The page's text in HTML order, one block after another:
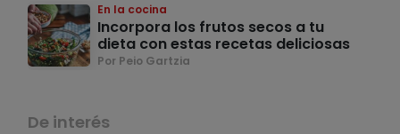
En la cocina
Incorpora los frutos secos a tu
dieta con estas recetas deliciosas
Por Peio Gartzia
De interés